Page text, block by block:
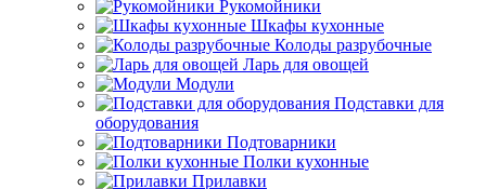
Шкафы кухонные
Колоды разрубочные
Ларь для овощей
Модули
оборудования
Полки кухонные
Прилавки